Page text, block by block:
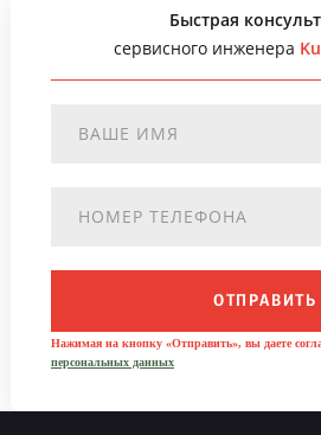
Быстрая
сервисного инженера
ОТПРАВИТЬ
Нажимая на кнопку «Отправить», вы даете
персональных данных